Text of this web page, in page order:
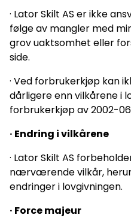
· Lator Skilt AS er ikke
følge av mangler med
grov uaktsomhet eller
side.
· Ved forbrukerkjøp kan
dårligere enn vilkårene i
forbrukerkjøp av 2002-
· Endring i vilkårene
· Lator Skilt AS
nærværende vilkår,
endringer i lovgivningen.
· Force majeur